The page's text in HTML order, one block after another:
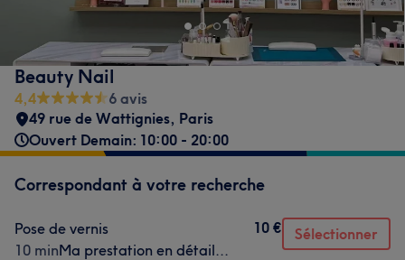
Beauty Nail
4,4
6 avis
49 rue de Wattignies, Paris
Ouvert Demain: 10:00 - 20:00
Correspondant à votre recherche
Pose de vernis
10 minMa prestation en détail...
10 € Sélectionner